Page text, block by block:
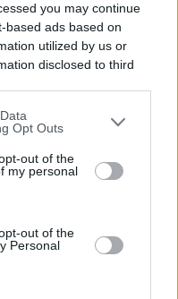
you may continue
based ads based on
utilized by us or
disclosed to third
opt-out of the further
personal information
on the IAB’s list of
on the IAB’s List of
that may
it to other third parties.
Opt Outs
out of the
my personal
out of the
Personal
E SOPRUSI
in albergo per
madre: figlio fa